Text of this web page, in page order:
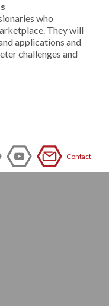
who
They will
applications and
challenges and
Contact